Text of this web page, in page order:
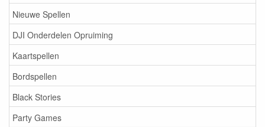
Nieuwe Spellen
DJI Onderdelen Opruiming
Kaartspellen
Bordspellen
Black Stories
Party Games